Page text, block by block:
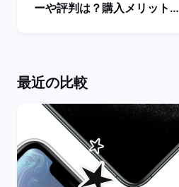
ーや評判は？購入メリットと
最近の比較